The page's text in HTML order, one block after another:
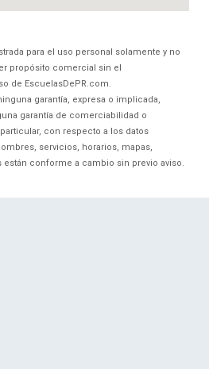
para el uso personal solamente y no
propósito comercial sin el
de EscuelasDePR.com.
garantía, expresa o implicada,
garantía de comerciabilidad o
con respecto a los datos
servicios, horarios, mapas,
conforme a cambio sin previo aviso.